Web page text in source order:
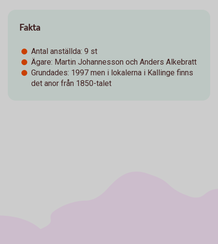
Fakta
Antal anställda: 9 st
Ägare: Martin Johannesson och Anders Alkebratt
Grundades: 1997 men i lokalerna i Kallinge finns
det anor från 1850-talet